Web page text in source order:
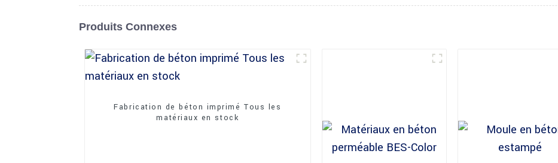
Produits Connexes
Fabrication de béton imprimé Tous les
matériaux en stock